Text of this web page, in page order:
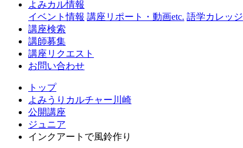
崎
よみカル情報
イベント情報 講座リポート・動画etc. 語学カレッジ
講座検索
講師募集
講座リクエスト
お問い合わせ
トップ
よみうりカルチャー川崎
公開講座
ジュニア
インクアートで風鈴作り